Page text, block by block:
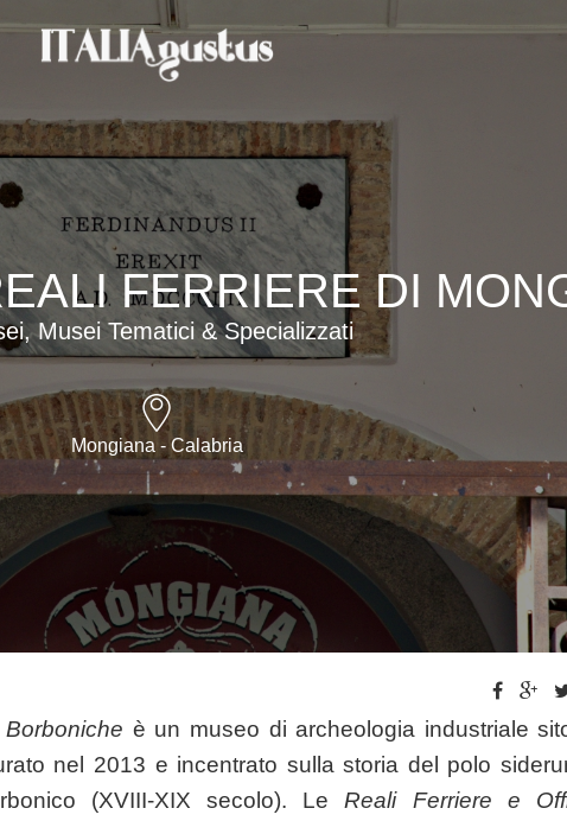
FERRIERE DI
Musei Tematici & Specializzati
Mongiana - Calabria
è un museo di archeologia industriale
nel 2013 e incentrato sulla storia del polo
(XVIII-XIX secolo). LeReali Ferriere e